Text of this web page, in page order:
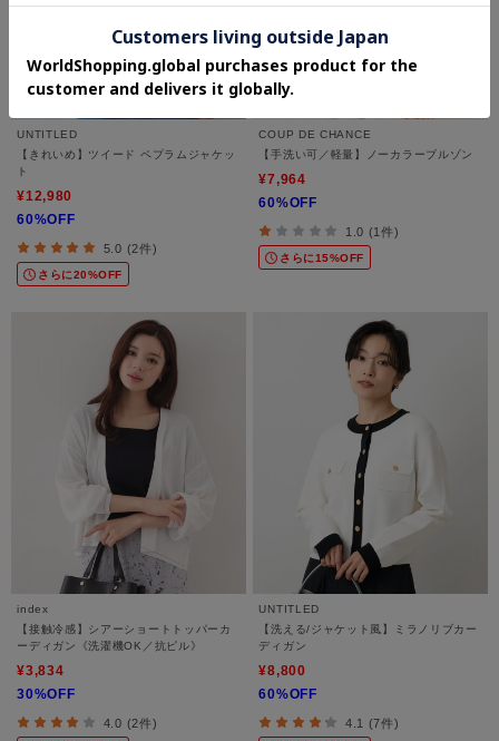
UNTITLED
【きれいめ】ツイード ペプラムジャケッ
ト
¥12,980
60%OFF
5.0 (2件)
さらに20%OFF
COUP DE CHANCE
【手洗い可／軽量】ノーカラーブルゾン
¥7,964
60%OFF
1.0 (1件)
さらに15%OFF
index
【接触冷感】シアーショートトッパーカ
ーディガン《洗濯機OK／抗ピル》
¥3,834
30%OFF
4.0 (2件)
UNTITLED
【洗える/ジャケット風】ミラノリブカー
ディガン
¥8,800
60%OFF
4.1 (7件)